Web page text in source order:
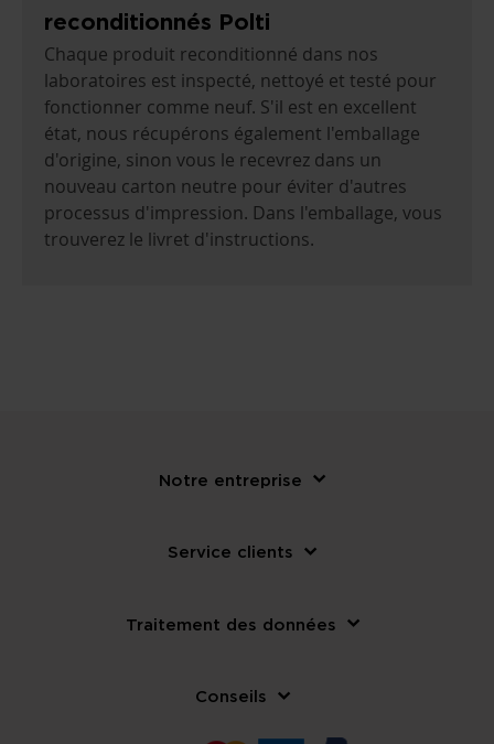
reconditionnés Polti
Chaque produit reconditionné dans nos
laboratoires est inspecté, nettoyé et testé pour
fonctionner comme neuf. S'il est en excellent
état, nous récupérons également l'emballage
d'origine, sinon vous le recevrez dans un
nouveau carton neutre pour éviter d'autres
processus d'impression. Dans l'emballage, vous
trouverez le livret d'instructions.
Notre entreprise
Service clients
Traitement des données
Conseils